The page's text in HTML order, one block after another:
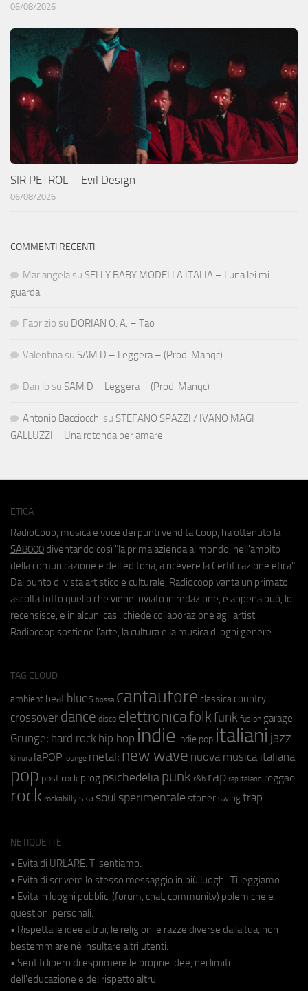
06/08/2026
SIR PETROL – Evil Design
06/08/2026
COMMENTI RECENTI
Mariangela su SELLY BABY MODELLA ITALIA – Luna lei mi
guarda
Fabrizio su DORIAN O. A. – Tao
Valentina su SAM D – Leggera – (Prod. Manqc)
Danilo su SAM D – Leggera – (Prod. Manqc)
Antonio Bacciocchi su STEFANO SPAZZI / IVANO MAGI
GALLUZZI – Una rotonda per amare
ETICA
RadioCoop, musica e voce dei punti vendita Coop, ha ottenuto la
SA8000 diventando così "la prima azienda al mondo, nell'ambito
della comunicazione e dell'editoria, a ricevere la Certificazione etica".
Dal punto di vista artistico e culturale, Radiocoop vanta un primato:
ascolta tutto quello che viene inviato in redazione, e appena può, lo
recensisce, e in alcuni casi, chiede collaborazione agli artisti.
Radiocoop sostiene l'arte, la cultura e la musica di ogni genere.
TAG CLOUD
ambient beat blues bossa cantautore classica country
crossover dance disco elettronicafolkfunk fusion garage
Grunge; hard rock hip hop indie indie pop italiani jazz
kimura laPOP lounge metal; new wave nuova musica italiana
pop post rock prog psichedeliapunk r&b rap rap italiano reggae
rock rockabilly ska soul sperimentale stoner swing trap
NETIQUETTE
• Evita di URLARE. Ti sentiamo.
• Evita di scrivere lo stesso messaggio in più luoghi. Ti leggiamo.
• Evita in luoghi pubblici (forum, chat, community) polemiche e
questioni personali.
• Rispetta le idee altrui, le religioni e razze diverse dalla tua, non
bestemmiare né insultare altri utenti.
• Sentiti libero di esprimere le proprie idee, nei limiti
dell'educazione e del rispetto altrui.